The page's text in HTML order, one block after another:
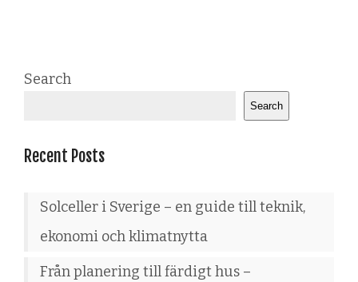
Search
Search
Recent Posts
Solceller i Sverige – en guide till teknik,
ekonomi och klimatnytta
Från planering till färdigt hus –